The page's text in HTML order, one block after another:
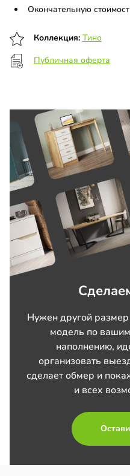
Окончательную
Коллекция: Тино
Публичная оферта
Нужен другой размер
модель по
наполнению,
организовать
сделает обмер и
и всех